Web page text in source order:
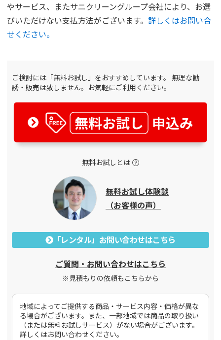
やサービス、またサニクリーングループ会社により、お選
びいただけない支払方法がございます。 詳しくはお問い合
せください。
ご検討には「無料お試し」をおすすめしています。
無理な勧
誘・販売は致しません。お気軽にご利用ください。
無料お試しとは
無料お試し体験談
（お客様の声）
「レンタル」お問い合わせはこちら
ご質問・お問い合わせはこちら
※見積もりの依頼もこちらから
地域によってご提供する商品・サービス内容・価格が異な
る場合がございます。また、一部地域では商品の取り扱い
（または無料お試しサービス）がない場合がございます。
詳しくはお問い合わせください。